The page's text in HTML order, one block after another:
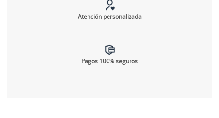
Atención personalizada
Pagos 100% seguros